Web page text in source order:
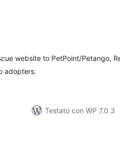
website to PetPoint/Petango,
adopters.
Testato con WP 7.0.3